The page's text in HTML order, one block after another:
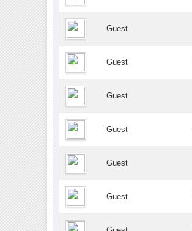
Guest
Guest
Guest
Guest
Guest
Guest